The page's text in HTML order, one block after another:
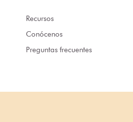
Recursos
Conócenos
Preguntas frecuentes